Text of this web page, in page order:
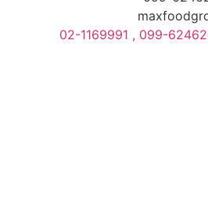
02-1169991 , 099-